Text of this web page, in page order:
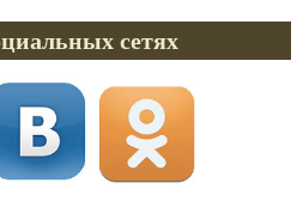
сетях